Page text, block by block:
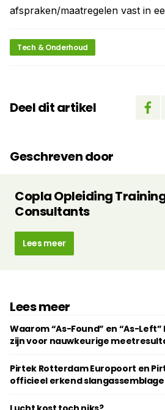
afspraken/maatregelen vast in
Tech & Onderhoud
Deel dit artikel
Geschreven door
Copla Opleiding
Consultants
Lees meer
Lees meer
Waarom “As-Found” en “As-
zijn voor nauwkeurige
Pirtek Rotterdam Europoort en
officieel erkend